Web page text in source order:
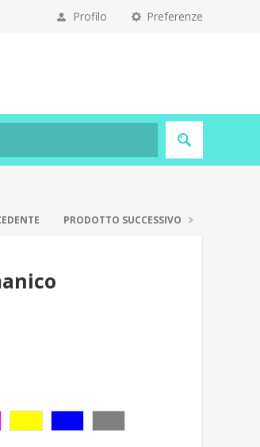
Preferenze
Profilo
PRODOTTO SUCCESSIVO